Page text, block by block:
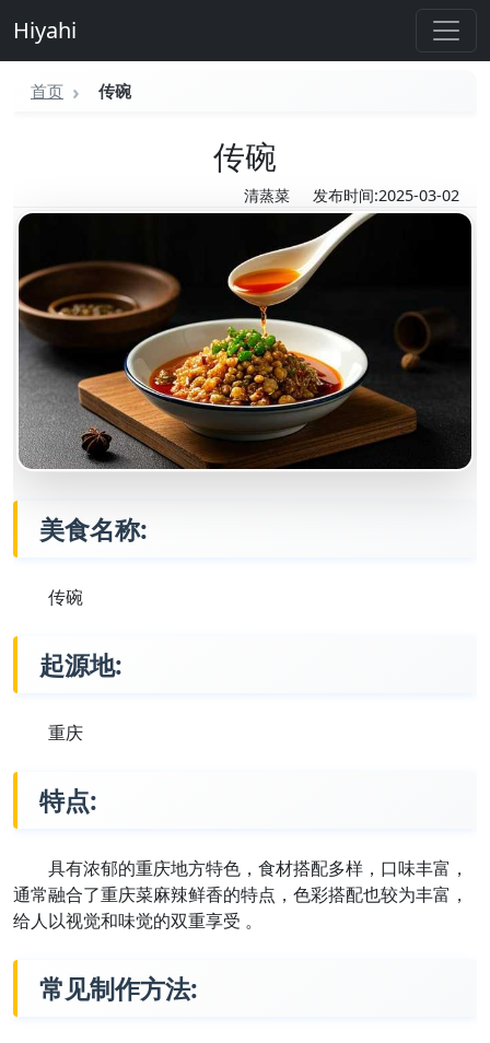
Hiyahi
首页 传碗
传碗
清蒸菜 发布时间:2025-03-02
美食名称:
传碗
起源地:
重庆
特点:
具有浓郁的重庆地方特色，食材搭配多样，口味丰富，
通常融合了重庆菜麻辣鲜香的特点，色彩搭配也较为丰富，
给人以视觉和味觉的双重享受 。
常见制作方法: